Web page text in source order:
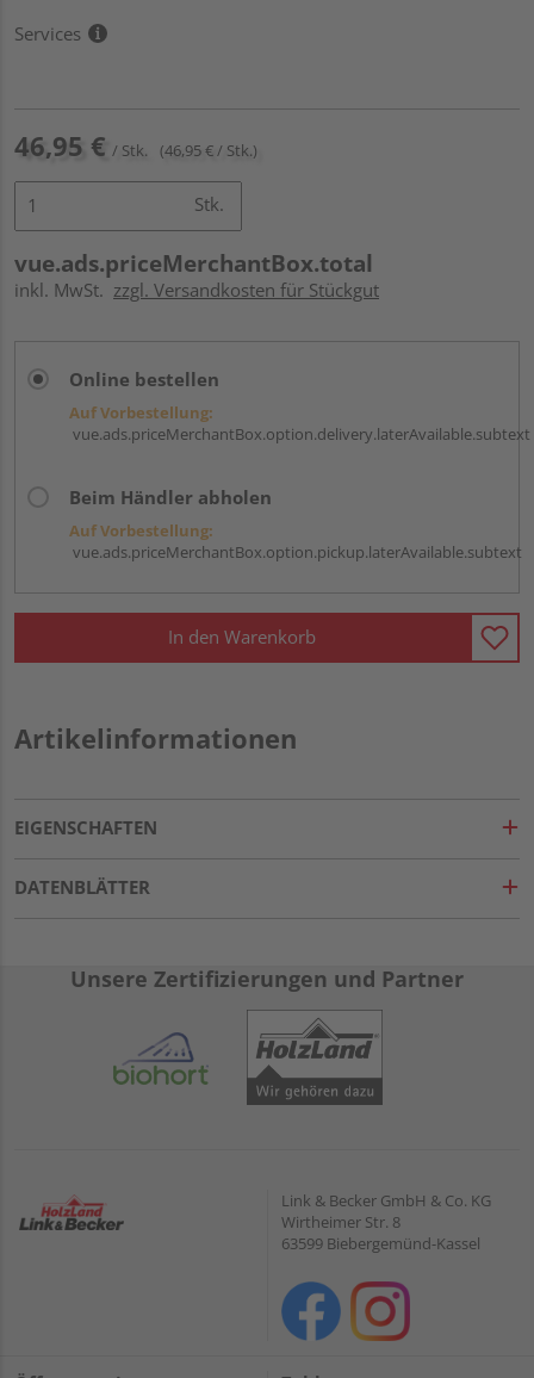
Services
46,95 € / Stk. (46,95 € / Stk.)
Stk.
vue.ads.priceMerchantBox.total
inkl. MwSt. zzgl. Versandkosten für Stückgut
Online bestellen
Auf Vorbestellung:
vue.ads.priceMerchantBox.option.delivery.laterAvailable.subtext
Beim Händler abholen
Auf Vorbestellung:
vue.ads.priceMerchantBox.option.pickup.laterAvailable.subtext
In den Warenkorb
Artikelinformationen
EIGENSCHAFTEN
DATENBLÄTTER
Unsere Zertifizierungen und Partner
Link & Becker GmbH & Co. KG
Wirtheimer Str. 8
63599 Biebergemünd-Kassel